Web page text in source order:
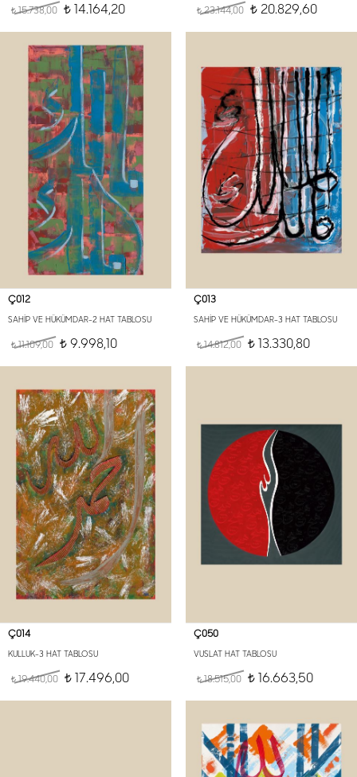
t15.738,00 t 14.164,20 t23.144,00 t20.829,60
Ç012
SAHİP VE HÜKÜMDAR-2 HAT TABLOSU
t11.109,00 t 9.998,10
Ç013
SAHİP VE HÜKÜMDAR-3 HAT TABLOSU
t14.812,00 t13.330,80
Ç014
KULLUK-3 HAT TABLOSU
t19.440,00 t 17.496,00
Ç050
VUSLAT HAT TABLOSU
t18.515,00 t16.663,50